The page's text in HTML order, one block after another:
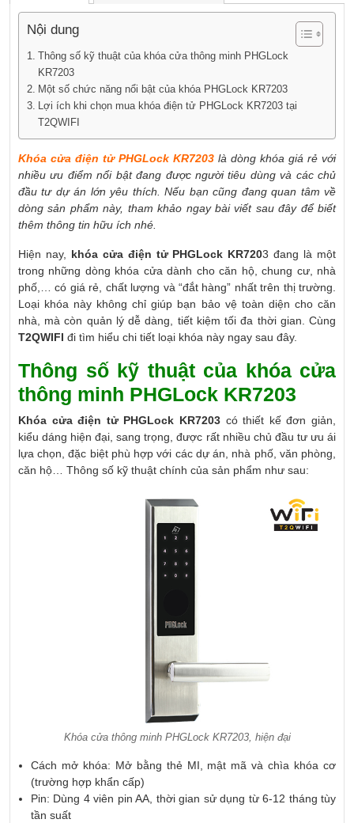
Nội dung
Thông số kỹ thuật của khóa cửa thông minh PHGLock
KR7203
Một số chức năng nổi bật của khóa PHGLock KR7203
Lợi ích khi chọn mua khóa điện tử PHGLock KR7203 tại
T2QWIFI
Khóa cửa điện tử PHGLock KR7203 là dòng khóa giá rẻ với
nhiều ưu điểm nổi bật đang được người tiêu dùng và các chủ
đầu tư dự án lớn yêu thích. Nếu bạn cũng đang quan tâm về
dòng sản phẩm này, tham khảo ngay bài viết sau đây để biết
thêm thông tin hữu ích nhé.
Hiện nay, khóa cửa điện tử PHGLock KR7203 đang là một
trong những dòng khóa cửa dành cho căn hộ, chung cư, nhà
phố,… có giá rẻ, chất lượng và “đắt hàng” nhất trên thị trường.
Loại khóa này không chỉ giúp bạn bảo vệ toàn diện cho căn
nhà, mà còn quản lý dễ dàng, tiết kiệm tối đa thời gian. Cùng
T2QWIFI đi tìm hiểu chi tiết loại khóa này ngay sau đây.
Thông số kỹ thuật của khóa cửa
thông minh PHGLock KR7203
Khóa cửa điện tử PHGLock KR7203 có thiết kế đơn giản,
kiểu dáng hiện đại, sang trọng, được rất nhiều chủ đầu tư ưu ái
lựa chọn, đặc biệt phù hợp với các dự án, nhà phố, văn phòng,
căn hộ… Thông số kỹ thuật chính của sản phẩm như sau:
Khóa cửa thông minh PHGLock KR7203, hiện đại
Cách mở khóa: Mở bằng thẻ MI, mật mã và chìa khóa cơ
(trường hợp khẩn cấp)
Pin: Dùng 4 viên pin AA, thời gian sử dụng từ 6-12 tháng tùy
tần suất